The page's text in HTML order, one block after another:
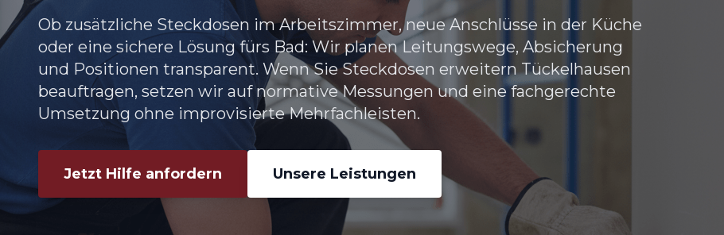
Ob zusätzliche Steckdosen im Arbeitszimmer, neue Anschlüsse in der Küche
oder eine sichere Lösung fürs Bad: Wir planen Leitungswege, Absicherung
und Positionen transparent. Wenn Sie Steckdosen erweitern Tückelhausen
beauftragen, setzen wir auf normative Messungen und eine fachgerechte
Umsetzung ohne improvisierte Mehrfachleisten.
Jetzt Hilfe anfordern Unsere Leistungen